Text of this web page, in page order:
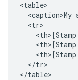
<table>
<caption>My
  <tr>
  </tr>
</table>